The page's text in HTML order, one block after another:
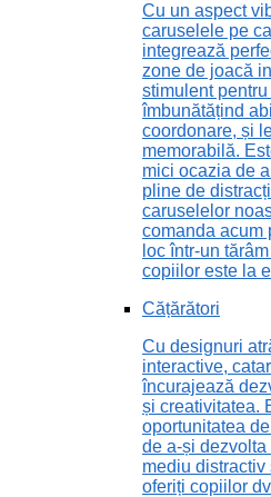
Cu un aspect
caruselele pe
integrează
zone de joacă
stimulent
îmbunătățind
coordonare, și
memorabilă.
mici ocazia de
pline de
caruselelor
comanda acum
loc într-un
copiilor este la
Cățărători
Cu designuri
interactive,
încurajează
și creativitatea.
oportunitatea
de a-și
mediu distractiv
oferiți copiilor